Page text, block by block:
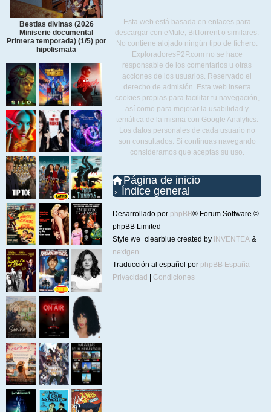
Bestias divinas (2026
Miniserie documental
Primera temporada) (1/5) por
hipolismata
Esta web está basada en enlaces para
descargar con eMule, BitTorrent o similares.
No contiene alojado ningún tipo de fichero.
ExploradoresP2P.com no se hace
responsable de los comentarios u otras
acciones de los usuarios. Reservado el
derecho de admisión. Esta web inserta
cookies propias para facilitar tu navegación,
así como para mejorar la usabilidad y
temática de la misma con Google Analytics.
Los datos personales de cada usuario no
son consultados. Si continuas navegando
consideramos que aceptas su uso.
Página de inicio
Índice general
Desarrollado por phpBB® Forum Software ©
phpBB Limited
Style we_clearblue created by INVENTEA &
nextgen
Traducción al español por phpBB España
Privacidad
Condiciones